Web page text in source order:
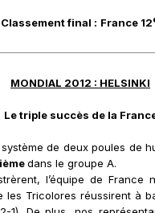
Classement final : France 12
MONDIAL 2012 : HELSINKI
Le triple succès de la
de deux poules de
dans le groupe A.
l’équipe de France
Tricolores réussirent à